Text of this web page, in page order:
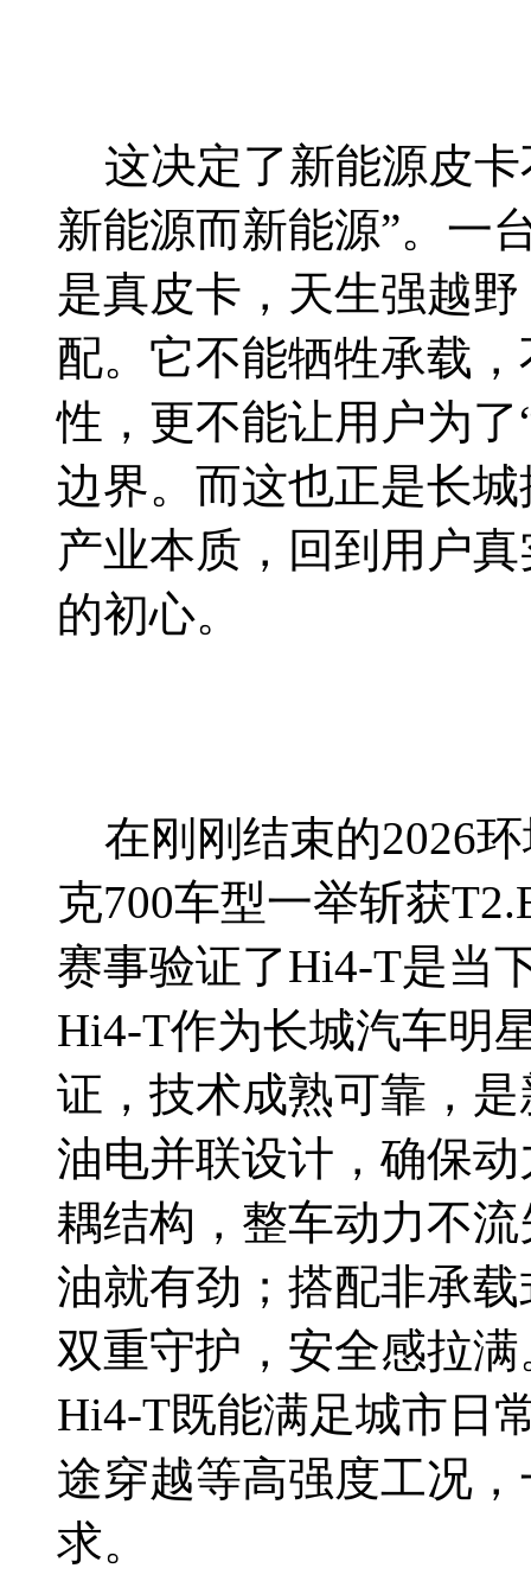
这决定了新能源皮卡
新能源而新能源”。一
是真皮卡，天生强越
配。它不能牺牲承载
性，更不能让用户为
边界。而这也正是长
产业本质，回到用户
的初心。
在刚刚结束的2026
克700车型一举斩获
赛事验证了Hi4-T是当
Hi4-T作为长城汽车明
证，技术成熟可靠，
油电并联设计，确保
耦结构，整车动力不
油就有劲；搭配非承
双重守护，安全感拉
Hi4-T既能满足城市日
途穿越等高强度工况
求。